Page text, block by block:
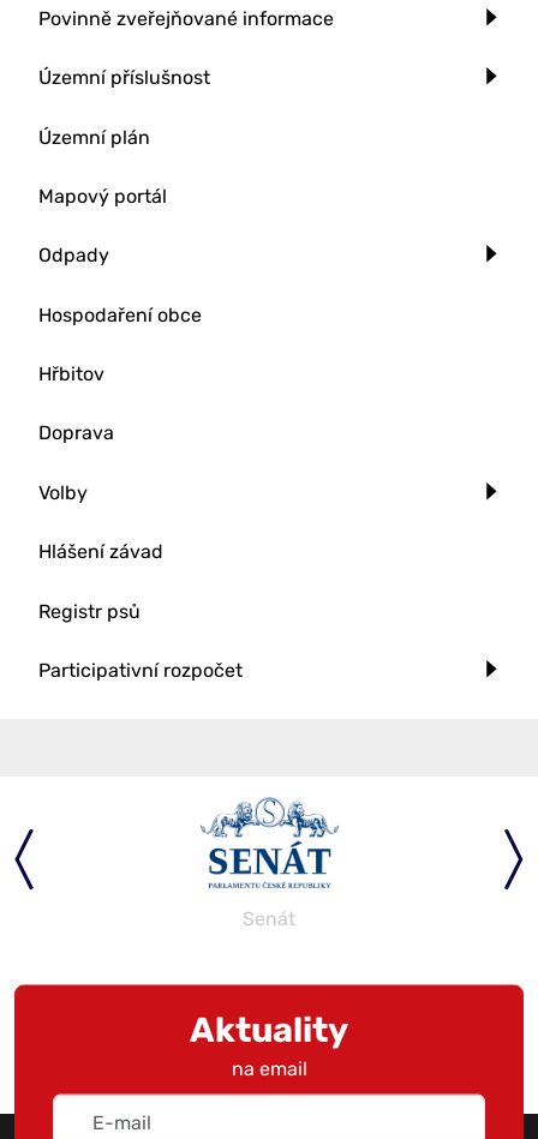
Povinně zveřejňované informace
Územní příslušnost
Územní plán
Mapový portál
Odpady
Hospodaření obce
Hřbitov
Doprava
Volby
Hlášení závad
Registr psů
Participativní rozpočet
Senát
Aktuality
na email